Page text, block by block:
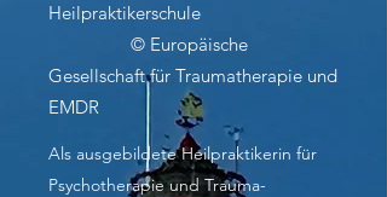
Heilpraktikerschule
© Europäische
Gesellschaft für Traumatherapie und
EMDR
Als ausgebildete Heilpraktikerin für
Psychotherapie und Trauma-